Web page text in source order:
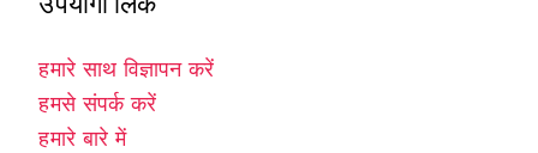
हमारे साथ विज्ञापन करें
हमसे संपर्क करें
हमारे बारे में